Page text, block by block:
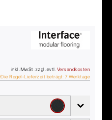
inkl. MwSt. zzgl. evtl. Versandkosten
Die Regel-Lieferzeit beträgt: 7 Werktage